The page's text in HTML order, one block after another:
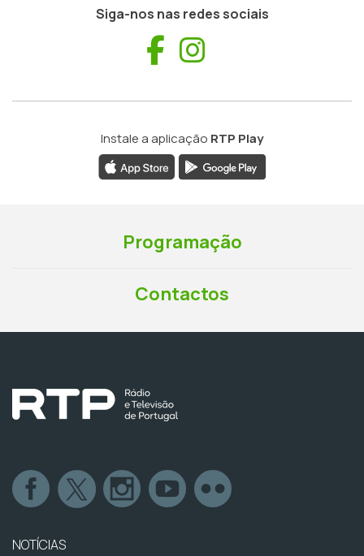
Siga-nos nas redes sociais
Facebook
Instale a aplicação RTP Play
Programação
Contactos
NOTÍCIAS